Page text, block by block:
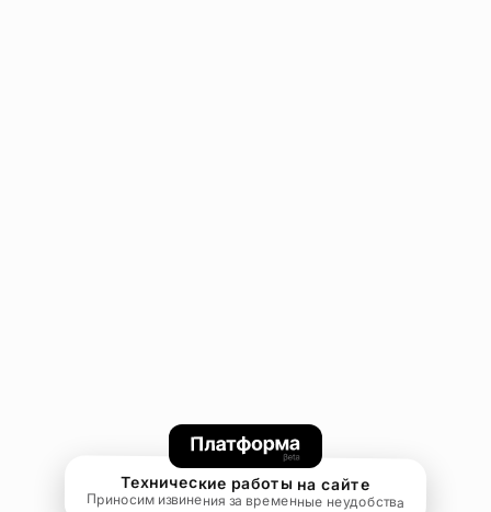
Технические работы на сайте
Приносим извинения за временные неудобства